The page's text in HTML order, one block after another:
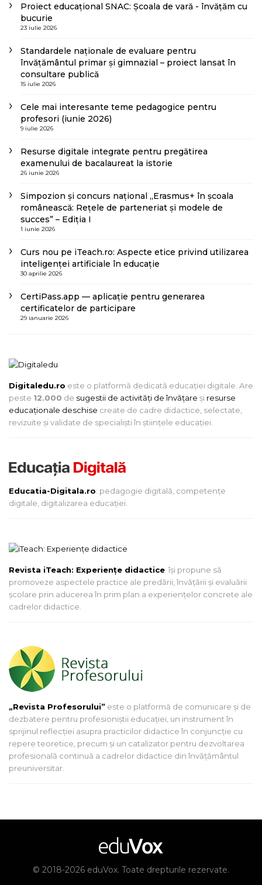
Proiect educațional SNAC: Școala de vară - învățăm cu
bucurie
23 iulie 2026
Standardele naționale de evaluare pentru
învățământul primar și gimnazial – proiect lansat în
consultare publică
15 iulie 2026
Cele mai interesante teme pedagogice pentru
profesori (iunie 2026)
9 iulie 2026
Resurse digitale integrate pentru pregătirea
examenului de bacalaureat la istorie
26 iunie 2026
Simpozion și concurs național „Erasmus+ în școala
românească: Rețele de parteneriat și modele de
succes” – Ediția I
1 iunie 2026
Curs nou pe iTeach.ro: Aspecte etice privind utilizarea
inteligenței artificiale în educație
30 aprilie 2026
CertiPass.app — aplicație pentru generarea
certificatelor de participare
29 ianuarie 2026
Digitaledu.ro este o platformă dedicată educației digitale. Are
peste 12.000 de sugestii de activități de învățare și resurse
educaționale deschise create de cadre didactice, selectate,
revizuite și validate de specialiști în științele educației.
Educatia-Digitala.ro: pedagogie digitală, competențe
digitale, digitalizarea educației.
Revista iTeach: Experienţe didactice îşi propune să
promoveze aspectele practice ale predării, învăţării şi evaluării
şcolare prin aducerea în prim plan a experienţelor concrete ale
cadrelor didactice.
„Revista Profesorului” este o platformă de comunicare și de
dezbatere pentru profesioniștii educației, un instrument în
sprijinul reflecției asupra practicilor didactice în conjuncție cu
repere teoretice, precum și un catalizator pentru dezvoltarea
profesională continuă a cadrelor didactice din învățământul
preuniversitar.
© 2018-2026 eduVox. Toate drepturile rezervate.